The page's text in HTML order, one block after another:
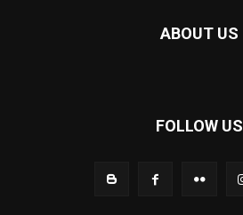
ABOUT US
FOLLOW US